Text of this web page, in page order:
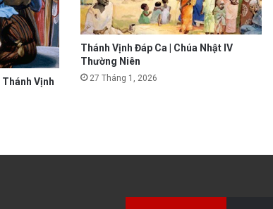
Vịnh
Thánh Vịnh Đáp Ca | Chúa Nhật IV
Thường Niên
27 Tháng 1, 2026